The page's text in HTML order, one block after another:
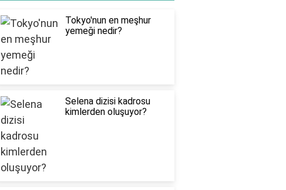
Tokyo'nun en meşhur
yemeği nedir?
Selena dizisi kadrosu
kimlerden oluşuyor?